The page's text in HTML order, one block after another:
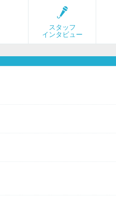
スタッフ
インタビュー